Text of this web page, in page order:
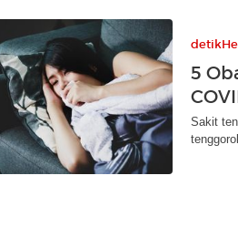
5
Sakit